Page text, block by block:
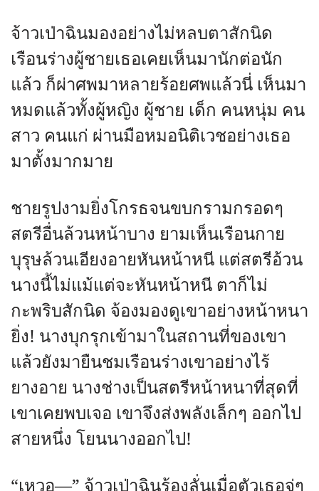
จ้าวเป่าฉินมองอย่างไม่หลบตาสักนิด
เรือนร่างผู้ชายเธอเคยเห็นมานักต่อนัก
แล้ว ก็ผ่าศพมาหลายร้อยศพแล้วนี่ เห็นมา
หมดแล้วทั้งผู้หญิง ผู้ชาย เด็ก คนหนุ่ม คน
สาว คนแก่ ผ่านมือหมอนิติเวชอย่างเธอ
มาตั้งมากมาย
ชายรูปงามยิ่งโกรธจนขบกรามกรอดๆ
สตรีอื่นล้วนหน้าบาง ยามเห็นเรือนกาย
บุรุษล้วนเอียงอายหันหน้าหนี แต่สตรีอ้วน
นางนี้ไม่แม้แต่จะหันหน้าหนี ตาก็ไม่
กะพริบสักนิด จ้องมองดูเขาอย่างหน้าหนา
ยิ่ง! นางบุกรุกเข้ามาในสถานที่ของเขา
แล้วยังมายืนชมเรือนร่างเขาอย่างไร้
ยางอาย นางช่างเป็นสตรีหน้าหนาที่สุดที่
เขาเคยพบเจอ เขาจึงส่งพลังเล็กๆ ออกไป
สายหนึ่ง โยนนางออกไป!